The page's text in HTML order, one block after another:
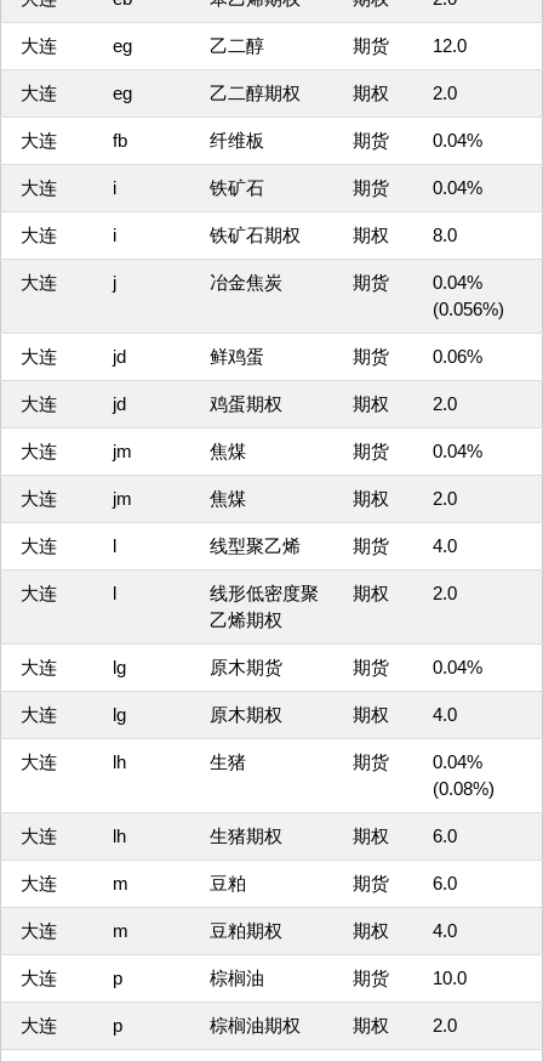
大连 eg 乙二醇 期货 12.0
大连 eg 乙二醇期权 期权 2.0
大连 fb 纤维板 期货 0.04%
大连 i 铁矿石 期货 0.04%
大连 i 铁矿石期权 期权 8.0
大连 j 冶金焦炭 期货
0.04%
(0.056%)
大连 jd 鲜鸡蛋 期货 0.06%
大连 jd 鸡蛋期权 期权 2.0
大连 jm 焦煤 期货 0.04%
大连 jm 焦煤 期权 2.0
大连 l 线型聚乙烯 期货 4.0
大连 l
线形低密度聚
乙烯期权
期权 2.0
大连 lg 原木期货 期货 0.04%
大连 lg 原木期权 期权 4.0
大连 lh 生猪 期货
0.04%
(0.08%)
大连 lh 生猪期权 期权 6.0
大连 m 豆粕 期货 6.0
大连 m 豆粕期权 期权 4.0
大连 p 棕榈油 期货 10.0
大连 p 棕榈油期权 期权 2.0